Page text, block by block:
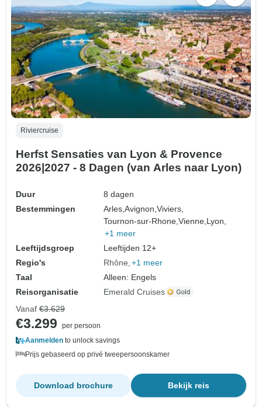
Riviercruise
Herfst Sensaties van Lyon & Provence
2026|2027 - 8 Dagen (van Arles naar Lyon)
Duur
8 dagen
Bestemmingen
Arles,Avignon,Viviers,
Tournon-sur-Rhone,Vienne, Lyon,
+1 meer
Leeftijdsgroep
Leeftijden 12+
Regio's
Rhône +1 meer
Taal
Alleen: Engels
Reisorganisatie
Emerald Cruises
Vanaf €3.629
€3.299
per persoon
Aanmelden to unlock savings
Prijs gebaseerd op privé tweepersoonskamer
Bekijk reis
Download brochure